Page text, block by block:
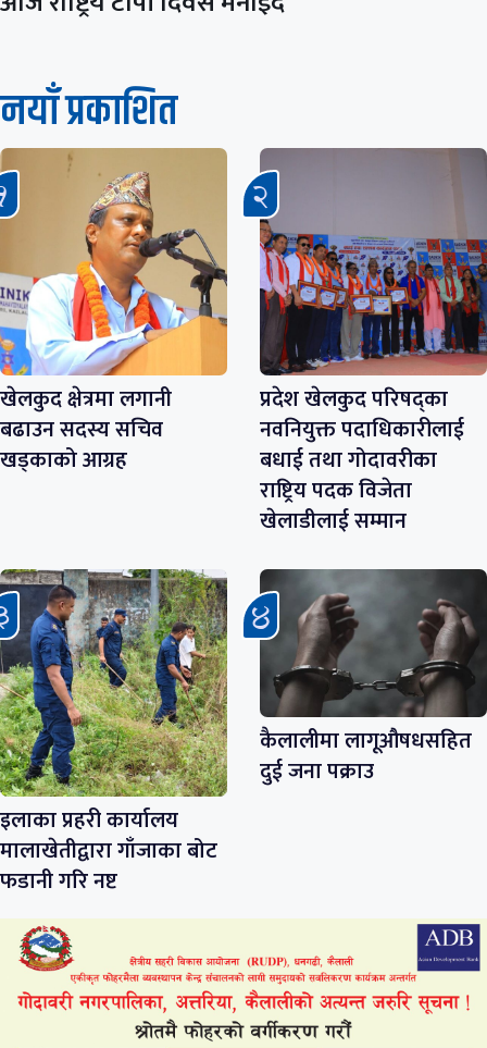
नयाँ प्रकाशित
खेलकुद क्षेत्रमा लगानी
बढाउन सदस्य सचिव
खड्काको आग्रह
प्रदेश खेलकुद परिषद्का
नवनियुक्त पदाधिकारीलाई
बधाई तथा गोदावरीका
राष्ट्रिय पदक विजेता
खेलाडीलाई सम्मान
इलाका प्रहरी कार्यालय
मालाखेतीद्वारा गाँजाका बोट
फडानी गरि नष्ट
कैलालीमा लागूऔषधसहित
दुई जना पक्राउ